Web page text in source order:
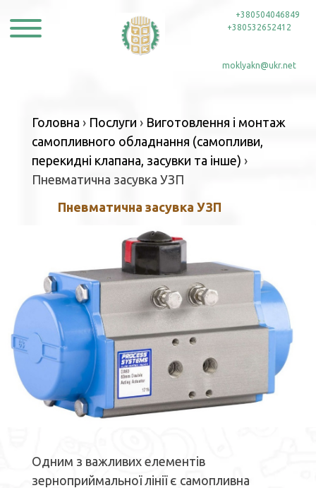
to
+380504046849
+380532652412
moklyakn@ukr.net
Головна › Послуги › Виготовлення і монтаж
самопливного обладнання (самопливи,
перекидні клапана, засувки та інше) ›
Пневматична засувка УЗП
Пневматична засувка УЗП
Одним з важливих елементів
зерноприймальної лінії є самопливна